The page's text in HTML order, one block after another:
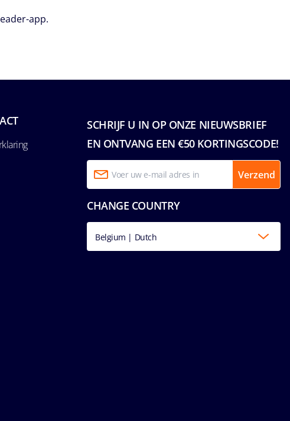
app.
SCHRIJF U IN OP ONZE NIEUWSBRIEF
EN ONTVANG EEN €50 KORTINGSCODE!
Verzend
CHANGE COUNTRY
Belgium | Dutch